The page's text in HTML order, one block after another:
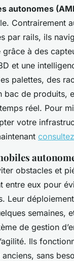
autonomes
Contrairement
par rails, ils
grâce à des
et une
palettes, des
bac de produits,
réel. Pour
votre
obstacles et
entre eux pour
Leur
semaines,
de gestion
Ils
sans